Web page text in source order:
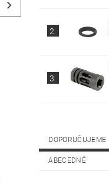
2.
3.
DOPORUČUJEME
ABECEDNĚ